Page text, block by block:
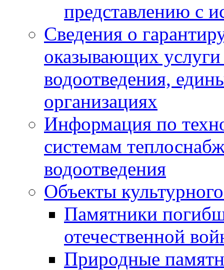
представлению с
Сведения о
оказывающих
водоотведения,
организациях
Информация по
системам
водоотведения
Объекты
Памятники
отечественной
Природные